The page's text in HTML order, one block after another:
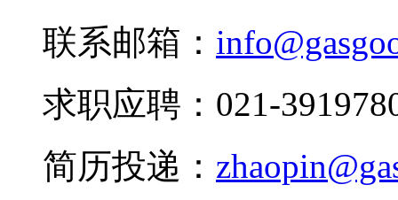
联系邮箱：
求职应聘：021-
简历投递：